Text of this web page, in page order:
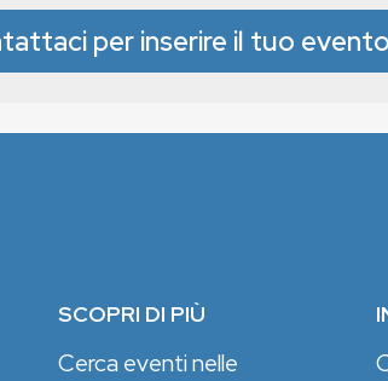
per inserire il tuo evento
SCOPRI DI PIÙ
Cerca eventi nelle